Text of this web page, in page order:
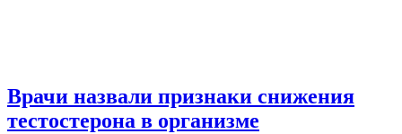
Врачи назвали признаки снижения
тестостерона в организме